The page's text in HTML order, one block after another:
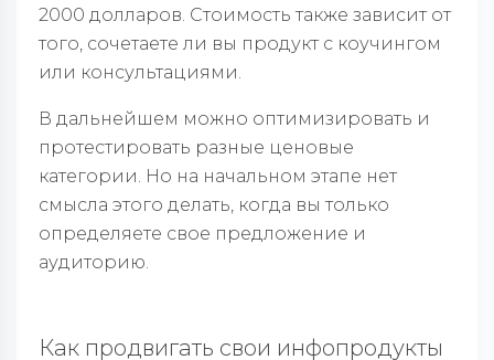
2000 долларов. Стоимость также зависит от
того, сочетаете ли вы продукт с коучингом
или консультациями.
В дальнейшем можно оптимизировать и
протестировать разные ценовые
категории. Но на начальном этапе нет
смысла этого делать, когда вы только
определяете свое предложение и
аудиторию.
Как продвигать свои инфопродукты